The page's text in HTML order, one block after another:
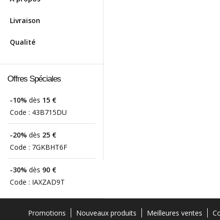
Livraison
Qualité
Offres Spéciales
-10% dès 15 €
Code : 43B715DU
-20% dès 25 €
Code : 7GKBHT6F
-30% dès 90 €
Code : IAXZAD9T
Promotions Nouveaux produits Meilleures ventes